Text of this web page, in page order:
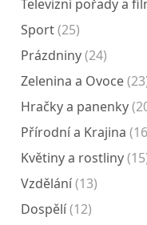
Televizní pořady a
Sport(25)
Prázdniny(24)
Zelenina a Ovoce
Hračky a panenky
Přírodní a Krajina
Květiny a rostliny
Vzdělání(13)
Dospělí(12)